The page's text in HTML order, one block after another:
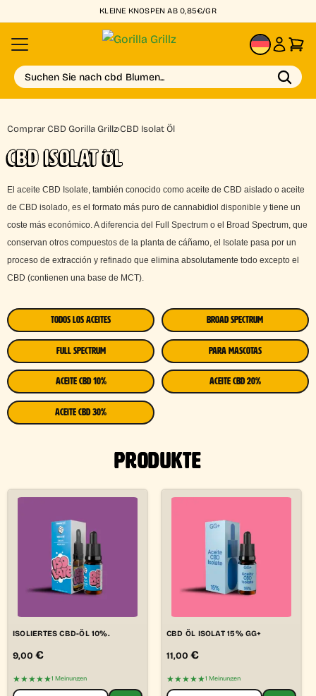
KLEINE KNOSPEN AB 0,85€/GR
DE
Suchen Sie nach cbd Blumen...
Comprar CBD Gorilla Grillz›CBD Isolat Öl
CBD ISOLAT ÖL
El aceite CBD Isolate, también conocido como aceite de CBD aislado o aceite
de CBD isolado, es el formato más puro de cannabidiol disponible y tiene un
coste más económico. A diferencia del Full Spectrum o el Broad Spectrum, que
conservan otros compuestos de la planta de cáñamo, el Isolate pasa por un
proceso de extracción y refinado que elimina absolutamente todo excepto el
CBD (contienen una base de MCT).
TODOS LOS ACEITES BROAD SPECTRUM
FULL SPECTRUM PARA MASCOTAS
ACEITE CBD 10% ACEITE CBD 20%
ACEITE CBD 30%
PRODUKTE
ISOLIERTES CBD-ÖL 10%.
9,00 €
★★★★★1 Meinungen
CBD ÖL ISOLAT 15% GG+
11,00 €
★★★★★1 Meinungen